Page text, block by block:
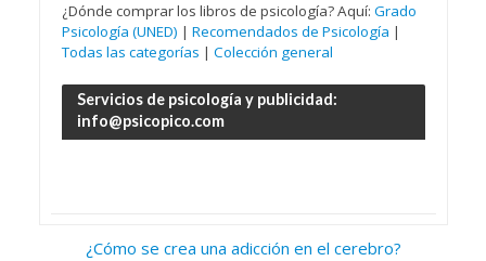
¿Dónde comprar los libros de psicología? Aquí: Grado
Psicología (UNED) | Recomendados de Psicología |
Todas las categorías | Colección general
Servicios de psicología y publicidad:
info@psicopico.com
¿Cómo se crea una adicción en el cerebro?